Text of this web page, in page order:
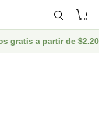
a partir de